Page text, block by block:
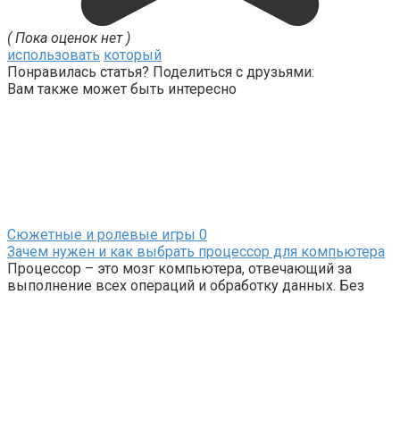
( Пока оценок нет )
использовать который
Понравилась статья? Поделиться с друзьями:
Вам также может быть интересно
Сюжетные и ролевые игры 0
Зачем нужен и как выбрать процессор для компьютера
Процессор – это мозг компьютера, отвечающий за
выполнение всех операций и обработку данных. Без